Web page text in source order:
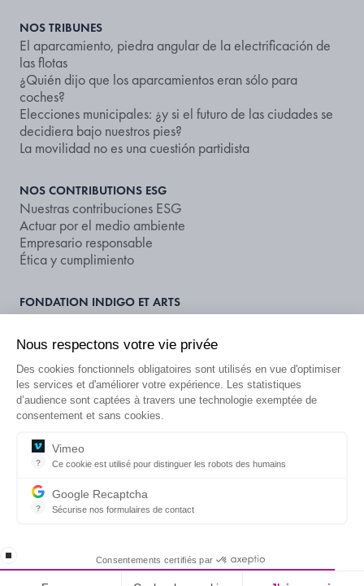
¿BUSCA UN APARCAMIENTO O
UNA OFERTA?
NOS TRIBUNES
El aparcamiento, piedra angular de la electrificación de
las flotas
¿Quién dijo que los aparcamientos eran sólo para
coches?
Elecciones municipales: ¿y si el futuro de las ciudades se
decidiera bajo nuestros pies?
La movilidad no es una cuestión partidista
NOS CONTRIBUTIONS ESG
Nuestras contribuciones ESG
Actuar por el medio ambiente
Empresario responsable
Ética y cumplimiento
FONDATION INDIGO ET ARTS
Fundación INDIGO
Apoyar el arte y la cultura
NOS DOCUMENTS ET PUBLICATIONS
Publicaciones
Calificación extrafinanciera
Nous respectons votre vie privée
Des cookies fonctionnels obligatoires sont utilisés en vue d'optimiser
les services et d'améliorer votre expérience. Les statistiques
d’audience sont captées à travers une technologie exemptée de
consentement et sans cookies.
?
Vimeo
Ce cookie est utilisé pour distinguer les robots des humains
?
Google Recaptcha
Sécurise nos formulaires de contact
resume loading Consentements certifiés par